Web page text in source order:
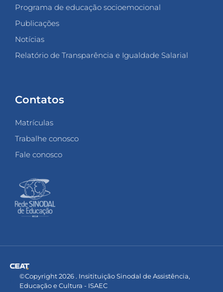
Programa de educação socioemocional
Publicações
Notícias
Relatório de Transparência e Igualdade Salarial
Contatos
Matrículas
Trabalhe conosco
Fale conosco
©Copyright 2026 . Insitituição Sinodal de Assistência,
Educação e Cultura - ISAEC